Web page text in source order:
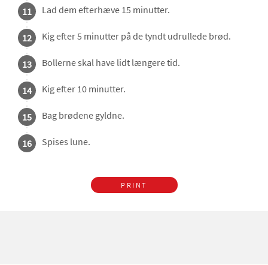
11 Lad dem efterhæve 15 minutter.
12 Kig efter 5 minutter på de tyndt udrullede brød.
13 Bollerne skal have lidt længere tid.
14 Kig efter 10 minutter.
15 Bag brødene gyldne.
16 Spises lune.
PRINT